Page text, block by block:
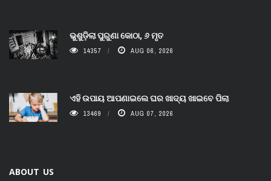
ଭୁଶୁଡ଼ିଲା ପୁରୁଣା କୋଠା, ୬ ମୃତ
14357 AUG 06, 2026
ଏହି ଉପାୟ ଆପଣାଇଲେ ଘର ଖାଦ୍ୟ ଖାଇବେ ପିଲା
13469 AUG 07, 2026
ABOUT US